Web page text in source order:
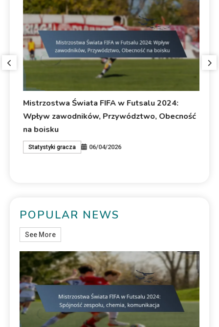
Mistrzostwa Świata FIFA w Futsalu 2024:
Wpływ zawodników, Przywództwo, Obecność
na boisku
Statystyki gracza 06/04/2026
POPULAR NEWS
See More